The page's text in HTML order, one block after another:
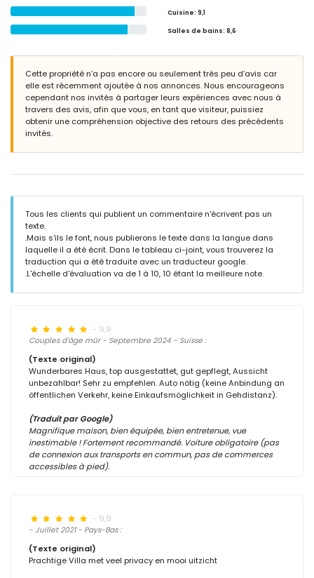
Cuisine: 9,1
Salles de bains: 8,6
Cette propriété n’a pas encore ou seulement très peu d’avis car
elle est récemment ajoutée à nos annonces. Nous encourageons
cependant nos invités à partager leurs expériences avec nous à
travers des avis, afin que vous, en tant que visiteur, puissiez
obtenir une compréhension objective des retours des précédents
invités.
Tous les clients qui publient un commentaire n'écrivent pas un
texte.
.Mais s'ils le font, nous publierons le texte dans la langue dans
laquelle il a été écrit. Dans le tableau ci-joint, vous trouverez la
traduction qui a été traduite avec un traducteur google.
.L'échelle d'évaluation va de 1 à 10, 10 étant la meilleure note.
- 9,9
Couples d'âge mûr - Septembre 2024 - Suisse :
(Texte original)
Wunderbares Haus, top ausgestattet, gut gepflegt, Aussicht
unbezahlbar! Sehr zu empfehlen. Auto nötig (keine Anbindung an
öffentlichen Verkehr, keine Einkaufsmöglichkeit in Gehdistanz).
(Traduit par Google)
Magnifique maison, bien équipée, bien entretenue, vue
inestimable ! Fortement recommandé. Voiture obligatoire (pas
de connexion aux transports en commun, pas de commerces
accessibles à pied).
- 9,9
- Juillet 2021 - Pays-Bas :
(Texte original)
Prachtige Villa met veel privacy en mooi uitzicht